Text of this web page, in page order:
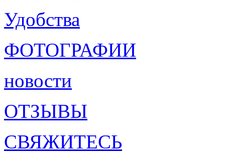
Удобства
ФОТОГРАФИИ
новости
ОТЗЫВЫ
СВЯЖИТЕСЬ